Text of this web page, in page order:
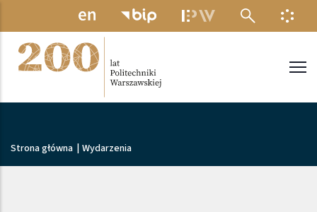
Przejdź do treści
MENU
Ścieżka nawigacyjna
Strona główna Wydarzenia